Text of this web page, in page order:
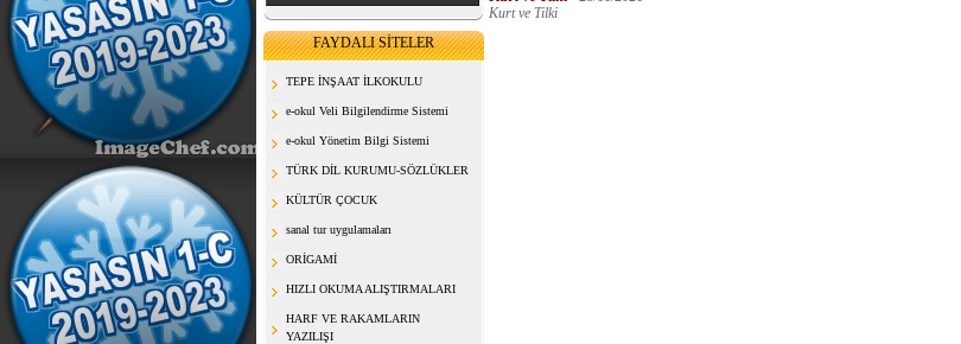
FAYDALI SİTELER
TEPE İNŞAAT İLKOKULU
e-okul Veli Bilgilendirme Sistemi
e-okul Yönetim Bilgi Sistemi
TÜRK DİL KURUMU-SÖZLÜKLER
KÜLTÜR ÇOCUK
sanal tur uygulamaları
ORİGAMİ
HIZLI OKUMA ALIŞTIRMALARI
HARF VE RAKAMLARIN
YAZILIŞI
Kurt ve Tilki